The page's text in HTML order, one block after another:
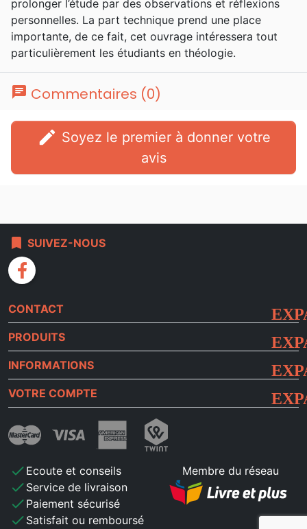
prolonger l’étude par des observations et réflexions
personnelles. La part technique prend une place
importante, de ce fait, cet ouvrage intéressera tout
particulièrement les étudiants en théologie.
chat Commentaires (0)
edit
avis
bookmark SUIVEZ-NOUS
facebook
CONTACT
PRODUITS
INFORMATIONS
VOTRE COMPTE
check Ecoute et conseils
check Service de livraison
check Paiement sécurisé
check Satisfait ou remboursé
Membre du réseau